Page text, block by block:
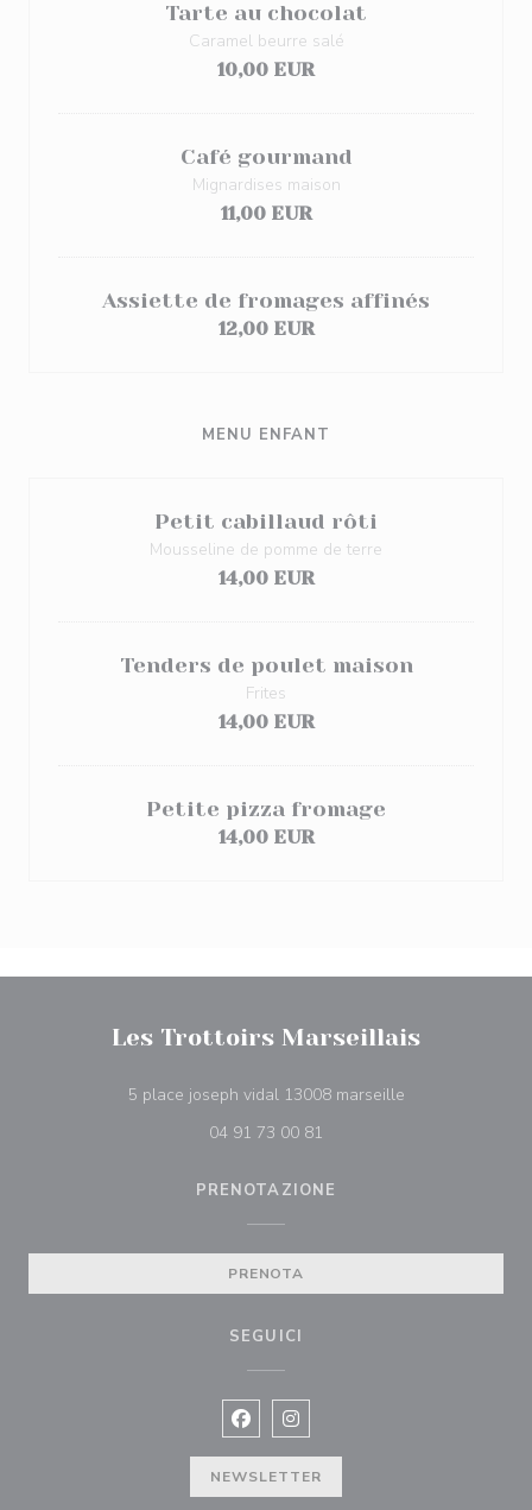
Tarte au chocolat
Caramel beurre salé
10,00 EUR
Café gourmand
Mignardises maison
11,00 EUR
Assiette de fromages affinés
12,00 EUR
MENU ENFANT
Petit cabillaud rôti
Mousseline de pomme de terre
14,00 EUR
Tenders de poulet maison
Frites
14,00 EUR
Petite pizza fromage
14,00 EUR
Les Trottoirs Marseillais
5 place joseph vidal 13008 marseille((apre una
04 91 73 00 81
PRENOTAZIONE
PRENOTA
SEGUICI
Facebook ((apre una nuova
Instagram ((apre una nuova
NEWSLETTER